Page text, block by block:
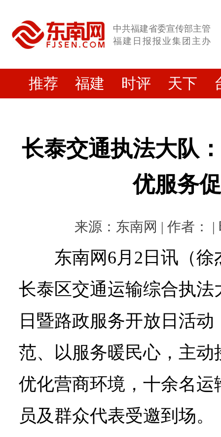
中共福建省委宣传部主管
福建日报报业集团主办
推荐 福建 时评 天下
长泰交通执法大队
优服务
来源：东南网 | 作者： |
东南网6月2日讯（
长泰区交通运输综合执
日暨路政服务开放日活
范、以服务暖民心，主
优化营商环境，十余名
员及群众代表受邀到场。